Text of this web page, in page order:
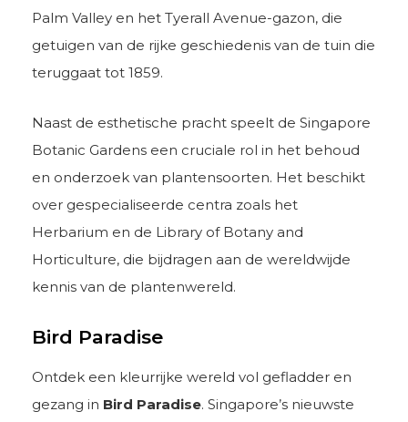
Palm Valley en het Tyerall Avenue-gazon, die
getuigen van de rijke geschiedenis van de tuin die
teruggaat tot 1859.
Naast de esthetische pracht speelt de Singapore
Botanic Gardens een cruciale rol in het behoud
en onderzoek van plantensoorten. Het beschikt
over gespecialiseerde centra zoals het
Herbarium en de Library of Botany and
Horticulture, die bijdragen aan de wereldwijde
kennis van de plantenwereld.
Bird Paradise
Ontdek een kleurrijke wereld vol gefladder en
gezang in Bird Paradise. Singapore’s nieuwste